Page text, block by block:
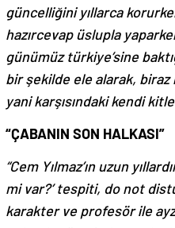
güncelliğini yıllarca
hazırcevap üslupla
günümüz türkiye’sine
bir şekilde ele alarak,
yani karşısındaki kendi
“ÇABANIN SON HALKASI”
“Cem Yılmaz’ın uzun
mi var?’ tespiti, do not
karakter ve profesör ile